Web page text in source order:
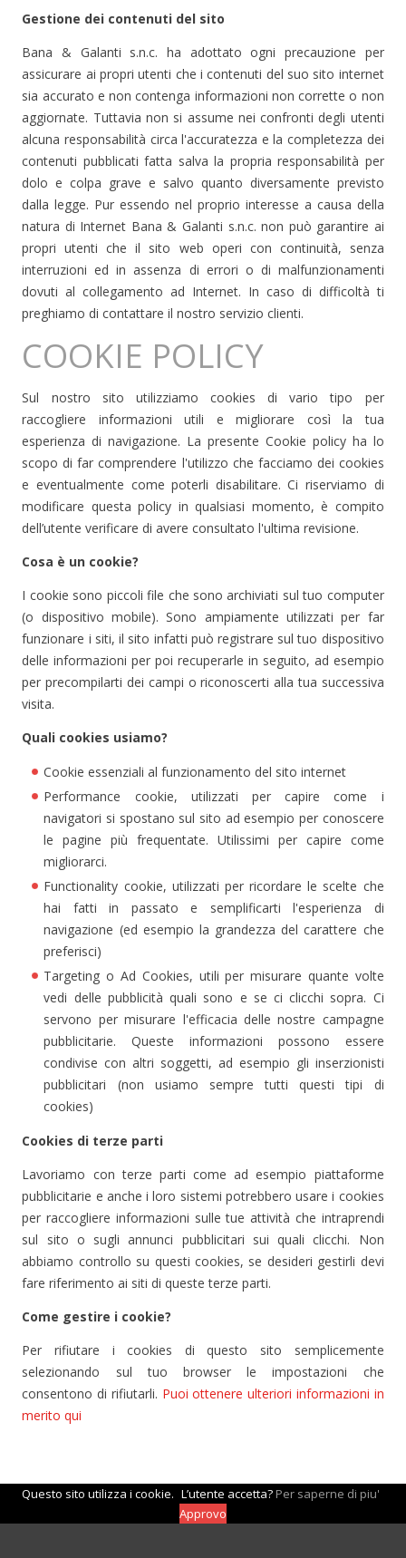
Gestione dei contenuti del sito
Bana & Galanti s.n.c. ha adottato ogni precauzione per
assicurare ai propri utenti che i contenuti del suo sito internet
sia accurato e non contenga informazioni non corrette o non
aggiornate. Tuttavia non si assume nei confronti degli utenti
alcuna responsabilità circa l'accuratezza e la completezza dei
contenuti pubblicati fatta salva la propria responsabilità per
dolo e colpa grave e salvo quanto diversamente previsto
dalla legge. Pur essendo nel proprio interesse a causa della
natura di Internet Bana & Galanti s.n.c. non può garantire ai
propri utenti che il sito web operi con continuità, senza
interruzioni ed in assenza di errori o di malfunzionamenti
dovuti al collegamento ad Internet. In caso di difficoltà ti
preghiamo di contattare il nostro servizio clienti.
COOKIE POLICY
Sul nostro sito utilizziamo cookies di vario tipo per
raccogliere informazioni utili e migliorare così la tua
esperienza di navigazione. La presente Cookie policy ha lo
scopo di far comprendere l'utilizzo che facciamo dei cookies
e eventualmente come poterli disabilitare. Ci riserviamo di
modificare questa policy in qualsiasi momento, è compito
dell’utente verificare di avere consultato l'ultima revisione.
Cosa è un cookie?
I cookie sono piccoli file che sono archiviati sul tuo computer
(o dispositivo mobile). Sono ampiamente utilizzati per far
funzionare i siti, il sito infatti può registrare sul tuo dispositivo
delle informazioni per poi recuperarle in seguito, ad esempio
per precompilarti dei campi o riconoscerti alla tua successiva
visita.
Quali cookies usiamo?
Cookie essenziali al funzionamento del sito internet
Performance cookie, utilizzati per capire come i
navigatori si spostano sul sito ad esempio per conoscere
le pagine più frequentate. Utilissimi per capire come
migliorarci.
Functionality cookie, utilizzati per ricordare le scelte che
hai fatti in passato e semplificarti l'esperienza di
navigazione (ed esempio la grandezza del carattere che
preferisci)
Targeting o Ad Cookies, utili per misurare quante volte
vedi delle pubblicità quali sono e se ci clicchi sopra. Ci
servono per misurare l'efficacia delle nostre campagne
pubblicitarie. Queste informazioni possono essere
condivise con altri soggetti, ad esempio gli inserzionisti
pubblicitari (non usiamo sempre tutti questi tipi di
cookies)
Cookies di terze parti
Lavoriamo con terze parti come ad esempio piattaforme
pubblicitarie e anche i loro sistemi potrebbero usare i cookies
per raccogliere informazioni sulle tue attività che intraprendi
sul sito o sugli annunci pubblicitari sui quali clicchi. Non
abbiamo controllo su questi cookies, se desideri gestirli devi
fare riferimento ai siti di queste terze parti.
Come gestire i cookie?
Per rifiutare i cookies di questo sito semplicemente
selezionando sul tuo browser le impostazioni che
consentono di rifiutarli. Puoi ottenere ulteriori informazioni in
merito qui
Questo sito utilizza i cookie. L’utente accetta? Per saperne di piu'
Approvo